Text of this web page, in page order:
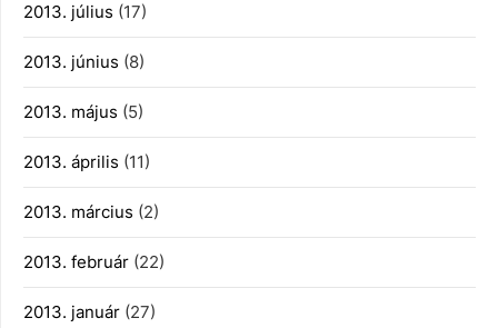
2013. július (17)
2013. június (8)
2013. május (5)
2013. április (11)
2013. március (2)
2013. február (22)
2013. január (27)